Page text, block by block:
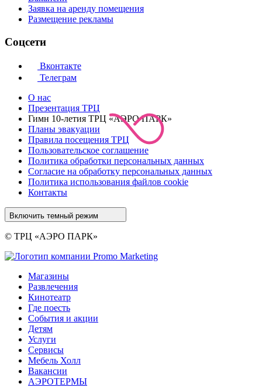
Заявка на аренду помещения
Размещение рекламы
Соцсети
Вконтакте
Телеграм
О нас
Презентация ТРЦ
Гимн 10-летия ТРЦ «АЭРО ПАРК»
Планы эвакуации
Правила посещения ТРЦ
Пользовательское соглашение
Политика обработки персональных данных
Cогласие на обработку персональных данных
Политика использования файлов cookie
Контакты
Включить темный режим
© ТРЦ «АЭРО ПАРК»
Магазины
Развлечения
Кинотеатр
Где поесть
События и акции
Детям
Услуги
Сервисы
Мебель Холл
Вакансии
АЭРОТЕРМЫ